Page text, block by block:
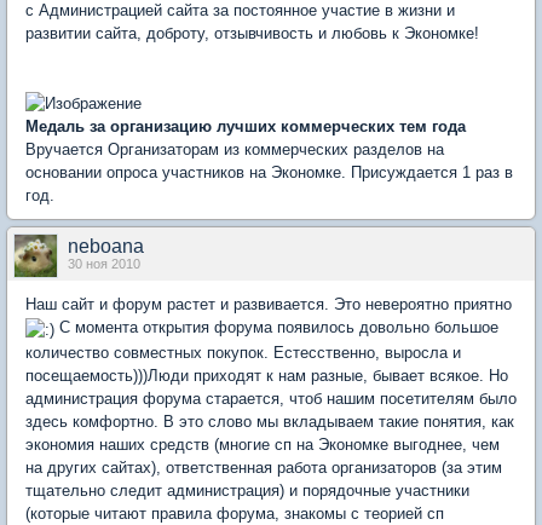
с Администрацией сайта за постоянное участие в жизни и
развитии сайта, доброту, отзывчивость и любовь к Экономке!
Медаль за организацию лучших коммерческих тем года
Вручается Организаторам из коммерческих разделов на
основании опроса участников на Экономке. Присуждается 1 раз в
год.
neboana
30 ноя 2010
Наш сайт и форум растет и развивается. Это невероятно приятно
С момента открытия форума появилось довольно большое
количество совместных покупок. Естесственно, выросла и
посещаемость)))Люди приходят к нам разные, бывает всякое. Но
администрация форума старается, чтоб нашим посетителям было
здесь комфортно. В это слово мы вкладываем такие понятия, как
экономия наших средств (многие сп на Экономке выгоднее, чем
на других сайтах), ответственная работа организаторов (за этим
тщательно следит администрация) и порядочные участники
(которые читают правила форума, знакомы с теорией сп